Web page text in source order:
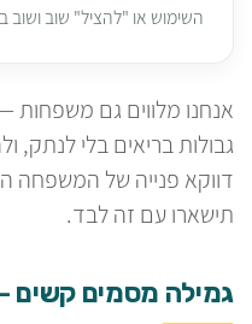
השימוש או "להציל" שוב
אנחנו מלווים גם משפחות
גבולות בריאים בלי לנתק,
דווקא פנייה של המשפחה
תישארו עם זה לבד.
גמילה מסמים קשים